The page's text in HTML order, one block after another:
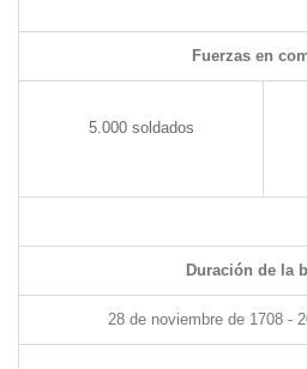
Fuerzas en
5.000 soldados
Duración de la
28 de noviembre de 1708 -